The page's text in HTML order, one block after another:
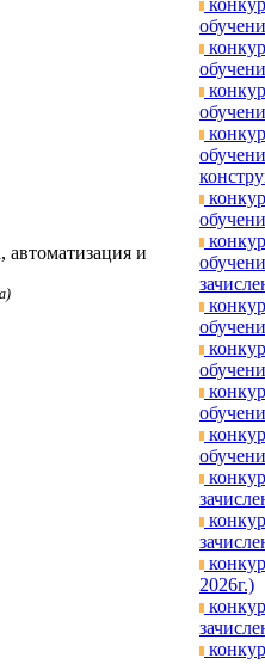
автоматизация и
2026г.)